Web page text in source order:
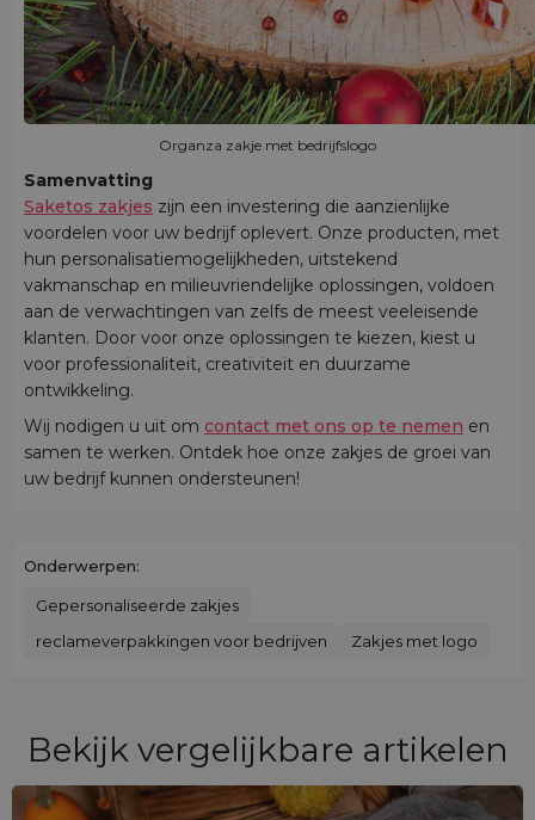
Organza zakje met bedrijfslogo
Samenvatting
Saketos zakjes zijn een investering die aanzienlijke
voordelen voor uw bedrijf oplevert. Onze producten, met
hun personalisatiemogelijkheden, uitstekend
vakmanschap en milieuvriendelijke oplossingen, voldoen
aan de verwachtingen van zelfs de meest veeleisende
klanten. Door voor onze oplossingen te kiezen, kiest u
voor professionaliteit, creativiteit en duurzame
ontwikkeling.
Wij nodigen u uit om contact met ons op te nemen en
samen te werken. Ontdek hoe onze zakjes de groei van
uw bedrijf kunnen ondersteunen!
Onderwerpen:
Gepersonaliseerde zakjes
reclameverpakkingen voor bedrijven
Zakjes met logo
Bekijk vergelijkbare artikelen